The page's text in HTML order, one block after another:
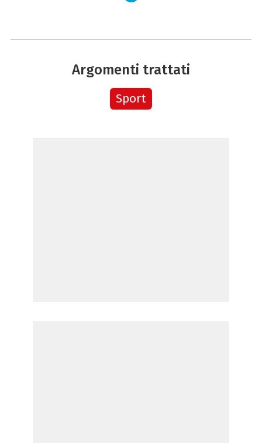
Argomenti trattati
Sport